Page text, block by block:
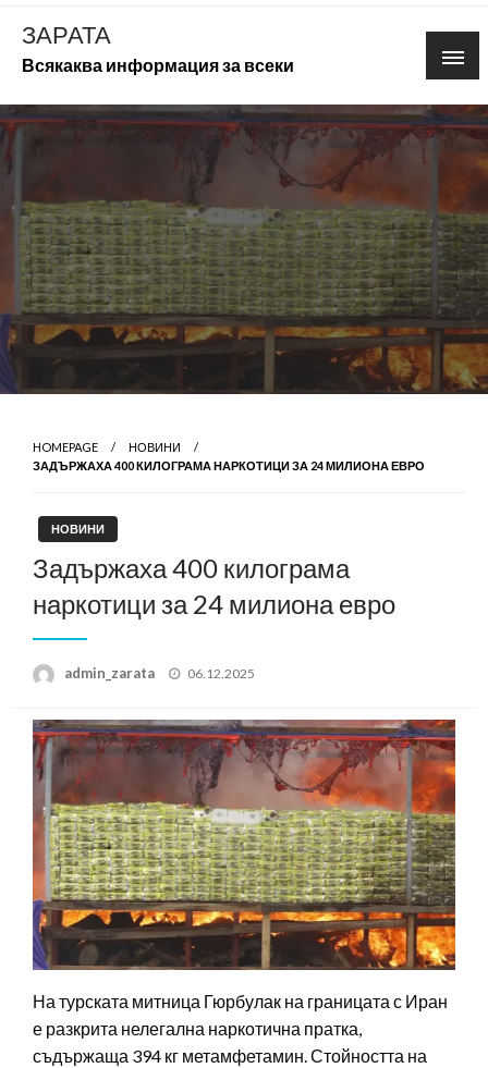
Skip
content
ЗАРАТА
Всякаква информация за всеки
HOMEPAGE
НОВИНИ
ЗАДЪРЖАХА 400 КИЛОГРАМА НАРКОТИЦИ ЗА 24 МИЛИОНА ЕВРО
НОВИНИ
Задържаха 400 килограма
наркотици за 24 милиона евро
admin_zarata
Posted
06.12.2025
На турската митница Гюрбулак на границата с Иран
е разкрита нелегална наркотична пратка,
съдържаща 394 кг метамфетамин. Стойността на